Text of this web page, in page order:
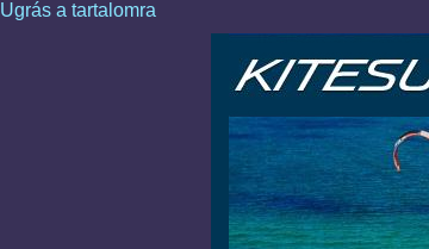
Ugrás a tartalomra